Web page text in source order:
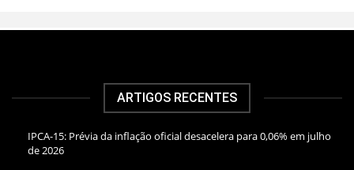
ARTIGOS RECENTES
IPCA-15: Prévia da inflação oficial desacelera para 0,06% em julho
de 2026